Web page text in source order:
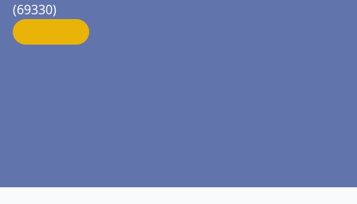
(69330)